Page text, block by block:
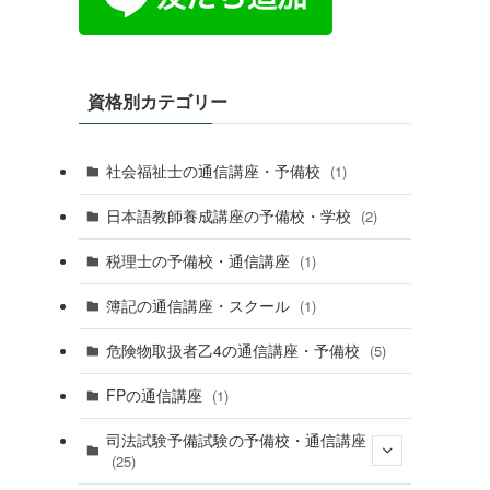
資格別カテゴリー
社会福祉士の通信講座・予備校 (1)
日本語教師養成講座の予備校・学校 (2)
税理士の予備校・通信講座 (1)
簿記の通信講座・スクール (1)
危険物取扱者乙4の通信講座・予備校 (5)
FPの通信講座 (1)
司法試験予備試験の予備校・通信講座
(25)